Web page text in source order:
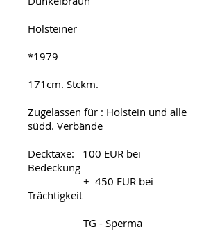
Holsteiner
*1979
171cm. Stckm.
Zugelassen für : Holstein und alle
südd. Verbände
Decktaxe: 100 EUR bei
Bedeckung
+ 450 EUR bei
Trächtigkeit
TG - Sperma